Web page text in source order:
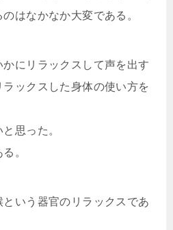
はなかなか大変である。
にリラックスして声を出す
ックスした身体の使い方を
思った。
。
いう器官のリラックスであ